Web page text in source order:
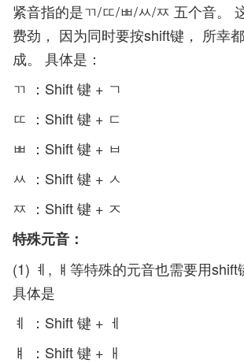
紧音指的是ㄲ/ㄸ/ㅃ/ㅆ/ㅉ 五个音。
费劲， 因为同时要按shift键， 所幸
成。 具体是：
ㄲ ：Shift 键 + ㄱ
ㄸ ：Shift 键 + ㄷ
ㅃ ：Shift 键 + ㅂ
ㅆ ：Shift 键 + ㅅ
ㅉ ：Shift 键 + ㅈ
特殊元音：
(1) ㅖ, ㅒ等特殊的元音也需要用shift
具体是
ㅖ ：Shift 键 + ㅔ
ㅒ ：Shift 键 + ㅐ